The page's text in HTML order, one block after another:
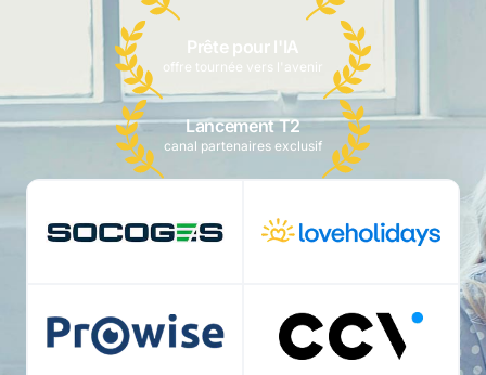
Prête pour l'IA
offre tournée vers l'avenir
Lancement T2
canal partenaires exclusif